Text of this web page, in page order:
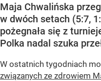
Maja Chwalińska
w dwóch setach (5:7,
pożegnała się z
Polka nadal szuka
W ostatnich tygodniach
związanych ze zdrowiem